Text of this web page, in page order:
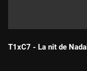
T1xC7 - La nit de Nadal